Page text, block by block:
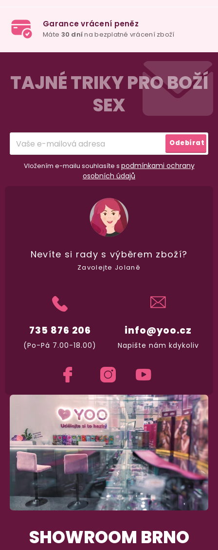
recenzí ověřených zakazníků
Nikdo nepozná, co jste si objednali. Mrkněte,
vypadá balíček.
Dodání do 2. dne
a okamžitě odesíláme.
Garance vrácení peněz
Máte 30 dní na bezplatné vrácení zboží
TAJNÉ TRIKY PRO BOŽÍ
SEX
Vložením e-mailu souhlasíte s podmínkami ochrany
osobních údajů
Odebírat
info@yoo.cz
Napište nám kdykoliv
735 876 206
(Po-Pá 7.00-18.00)
Nevíte si rady s výběrem zboží?
Zavolejte Jolaně
SHOWROOM BRNO